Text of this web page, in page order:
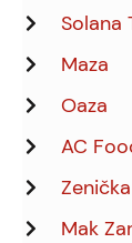
Solana
Maza
Oaza
AC
Mak